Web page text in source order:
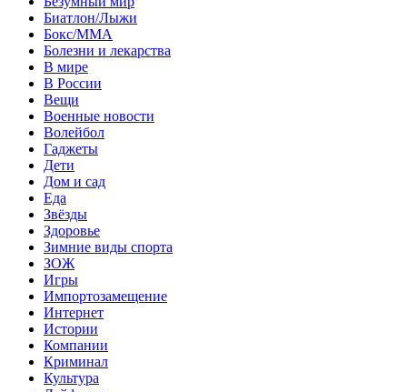
Биатлон/Лыжи
Бокс/MMA
Болезни и лекарства
В мире
В России
Вещи
Военные новости
Волейбол
Гаджеты
Дети
Дом и сад
Еда
Звёзды
Здоровье
Зимние виды спорта
ЗОЖ
Игры
Импортозамещение
Интернет
Истории
Компании
Криминал
Культура